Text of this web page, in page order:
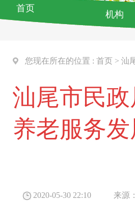
首页
机构
您现在所在的位置 : 首页 > 汕
汕尾市民
养老服务
2020-05-30 22:10 来源